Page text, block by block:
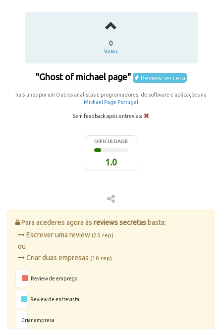
0
Votos
"Ghost of michael page" Review secreta
há 5 anos por um Outros analistas e programadores, de software e aplicações na
Michael Page Portugal
Sem feedback após entrevista
DIFICULDADE
1.0
Para acederes agora às reviews secretas basta:
Escrever uma review (20 rep)
ou
Criar duas empresas (10 rep)
Review de emprego
Review de entrevista
Criar empresa